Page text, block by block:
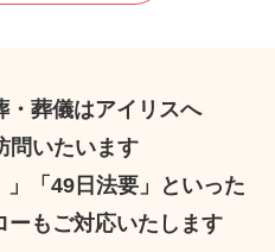
・葬儀はアイリスへ
問いたいます
」「49日法要」といった
ーもご対応いたします